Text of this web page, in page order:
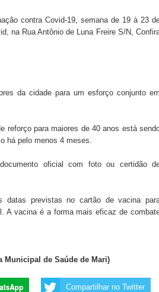
necessária!
da oposição
em Sapé
contra Covid-19, semana de 19 à 23
na Rua Antônio de Luna Freire S/N,
da cidade para um esforço conjunto em
reforço para maiores de 40 anos está
há pelo menos 4 meses.
oficial com foto ou certidão
datas previstas no cartão de vacina
A vacina é a forma mais eficaz de
Municipal de Saúde de Mari)
Compartilhar no Twitter